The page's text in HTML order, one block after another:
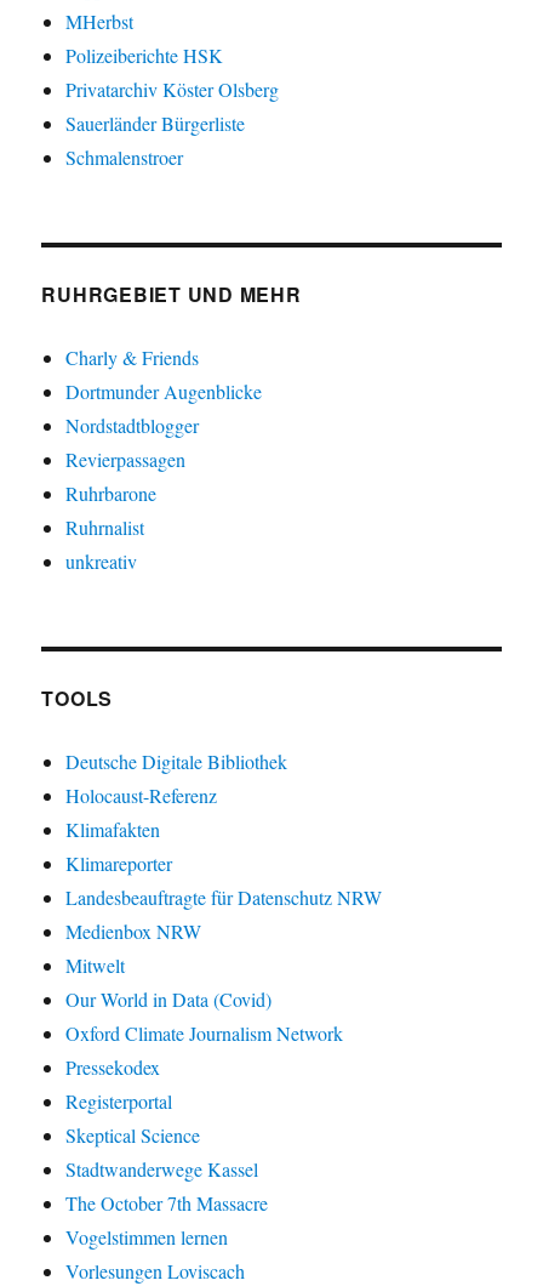
MHerbst
Polizeiberichte HSK
Privatarchiv Köster Olsberg
Sauerländer Bürgerliste
Schmalenstroer
RUHRGEBIET UND MEHR
Charly & Friends
Dortmunder Augenblicke
Nordstadtblogger
Revierpassagen
Ruhrbarone
Ruhrnalist
unkreativ
TOOLS
Deutsche Digitale Bibliothek
Holocaust-Referenz
Klimafakten
Klimareporter
Landesbeauftragte für Datenschutz NRW
Medienbox NRW
Mitwelt
Our World in Data (Covid)
Oxford Climate Journalism Network
Pressekodex
Registerportal
Skeptical Science
Stadtwanderwege Kassel
The October 7th Massacre
Vogelstimmen lernen
Vorlesungen Loviscach